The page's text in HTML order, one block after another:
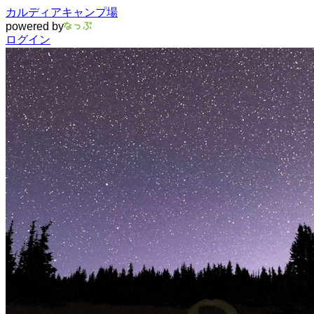
カルディアキャンプ場
powered by
ログイン